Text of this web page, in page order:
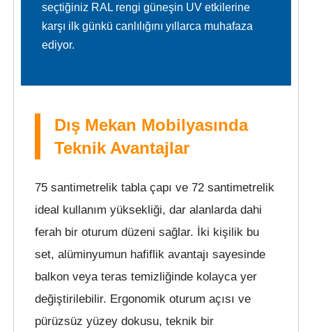
seçtiğiniz RAL rengi güneşin UV etkilerine
karşı ilk günkü canlılığını yıllarca muhafaza
ediyor.
Dış Mekan Mobilyasında
Teknik Avantajlar
75 santimetrelik tabla çapı ve 72 santimetrelik
ideal kullanım yüksekliği, dar alanlarda dahi
ferah bir oturum düzeni sağlar. İki kişilik bu
set, alüminyumun hafiflik avantajı sayesinde
balkon veya teras temizliğinde kolayca yer
değiştirilebilir. Ergonomik oturum açısı ve
pürüzsüz yüzey dokusu, teknik bir